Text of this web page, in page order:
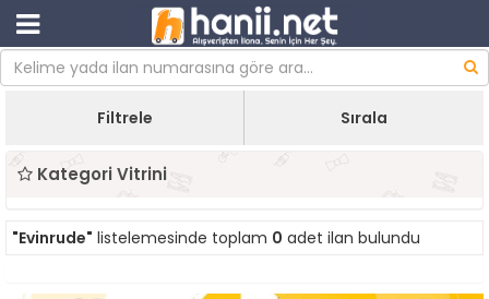
Filtrele Sırala
Kategori Vitrini
"Evinrude" listelemesinde toplam 0 adet ilan bulundu